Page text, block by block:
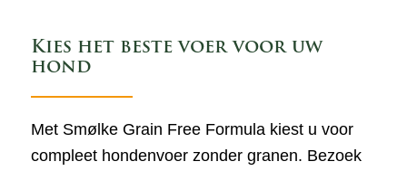
Kies het beste voer voor uw
hond
Met Smølke Grain Free Formula kiest u voor
compleet hondenvoer zonder granen. Bezoek